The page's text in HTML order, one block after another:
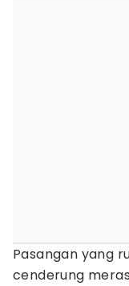
Pasangan yang
cenderung